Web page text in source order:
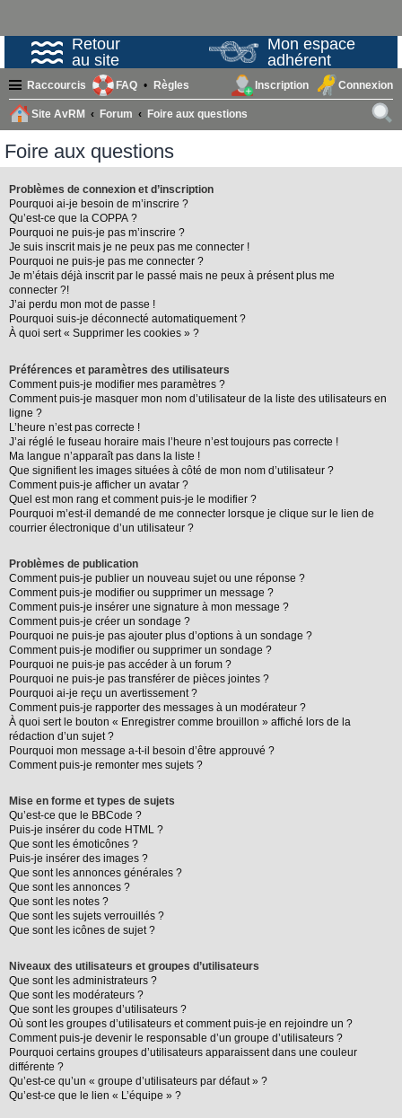
Retour
au site
Mon espace
adhérent
Raccourcis FAQ Règles Connexion
Inscription
Site AvRM Forum
Foire aux questions
Foire aux questions
Problèmes de connexion et d’inscription
Pourquoi ai-je besoin de m’inscrire ?
Qu’est-ce que la COPPA ?
Pourquoi ne puis-je pas m’inscrire ?
Je suis inscrit mais je ne peux pas me connecter !
Pourquoi ne puis-je pas me connecter ?
Je m’étais déjà inscrit par le passé mais ne peux à présent plus me
connecter ?!
J’ai perdu mon mot de passe !
Pourquoi suis-je déconnecté automatiquement ?
À quoi sert « Supprimer les cookies » ?
Préférences et paramètres des utilisateurs
Comment puis-je modifier mes paramètres ?
Comment puis-je masquer mon nom d’utilisateur de la liste des utilisateurs en
ligne ?
L’heure n’est pas correcte !
J’ai réglé le fuseau horaire mais l’heure n’est toujours pas correcte !
Ma langue n’apparaît pas dans la liste !
Que signifient les images situées à côté de mon nom d’utilisateur ?
Comment puis-je afficher un avatar ?
Quel est mon rang et comment puis-je le modifier ?
Pourquoi m’est-il demandé de me connecter lorsque je clique sur le lien de
courrier électronique d’un utilisateur ?
Problèmes de publication
Comment puis-je publier un nouveau sujet ou une réponse ?
Comment puis-je modifier ou supprimer un message ?
Comment puis-je insérer une signature à mon message ?
Comment puis-je créer un sondage ?
Pourquoi ne puis-je pas ajouter plus d’options à un sondage ?
Comment puis-je modifier ou supprimer un sondage ?
Pourquoi ne puis-je pas accéder à un forum ?
Pourquoi ne puis-je pas transférer de pièces jointes ?
Pourquoi ai-je reçu un avertissement ?
Comment puis-je rapporter des messages à un modérateur ?
À quoi sert le bouton « Enregistrer comme brouillon » affiché lors de la
rédaction d’un sujet ?
Pourquoi mon message a-t-il besoin d’être approuvé ?
Comment puis-je remonter mes sujets ?
Mise en forme et types de sujets
Qu’est-ce que le BBCode ?
Puis-je insérer du code HTML ?
Que sont les émoticônes ?
Puis-je insérer des images ?
Que sont les annonces générales ?
Que sont les annonces ?
Que sont les notes ?
Que sont les sujets verrouillés ?
Que sont les icônes de sujet ?
Niveaux des utilisateurs et groupes d’utilisateurs
Que sont les administrateurs ?
Que sont les modérateurs ?
Que sont les groupes d’utilisateurs ?
Où sont les groupes d’utilisateurs et comment puis-je en rejoindre un ?
Comment puis-je devenir le responsable d’un groupe d’utilisateurs ?
Pourquoi certains groupes d’utilisateurs apparaissent dans une couleur
différente ?
Qu’est-ce qu’un « groupe d’utilisateurs par défaut » ?
Qu’est-ce que le lien « L’équipe » ?